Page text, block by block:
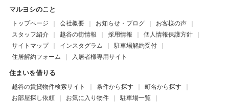
マルヨシのこと
トップページ 会社概要 お知らせ・ブログ
お客様の声
スタッフ紹介
越谷の街情報 採用情報
個人情報保護方針
サイトマップ
インスタグラム
駐車場解約受付
住居解約フォーム
入居者様専用サイト
住まいを借りる
越谷の賃貸物件検索サイト 条件から探す
町名から探す
お部屋探し依頼
お気に入り物件
駐車場一覧